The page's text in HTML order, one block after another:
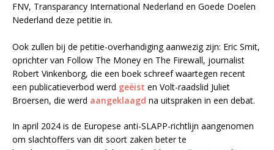
FNV, Transparancy International Nederland en Goede Doelen
Nederland deze petitie in.
Ook zullen bij de petitie-overhandiging aanwezig zijn: Eric Smit,
oprichter van Follow The Money en The Firewall, journalist
Robert Vinkenborg, die een boek schreef waartegen recent
een publicatieverbod werd geëist en Volt-raadslid Juliet
Broersen, die werd aangeklaagd na uitspraken in een debat.
In april 2024 is de Europese anti-SLAPP-richtlijn aangenomen
om slachtoffers van dit soort zaken beter te